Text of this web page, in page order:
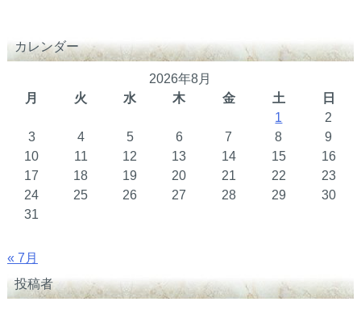
カレンダー
2026年8月
月
火 水 木 金 土
日
1
2
3
4 5 6 7 8
9
10
11 12 13 14 15
16
17
18 19 20 21 22
23
24
25 26 27 28 29
30
31
« 7月
投稿者